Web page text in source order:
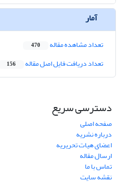
آمار
تعداد مشاهده مقاله 470
تعداد دریافت فایل اصل مقاله 156
دسترسی سریع
صفحه اصلی
درباره نشریه
اعضای هیات تحریریه
ارسال مقاله
تماس با ما
نقشه سایت